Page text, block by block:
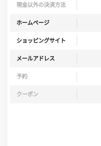
現金以外の決済方法
ホームページ
ショッピングサイト
メールアドレス
予約
クーポン